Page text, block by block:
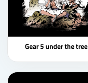
Gear 5 under the tree